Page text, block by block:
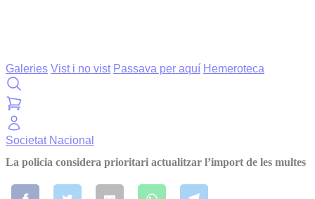
Galeries Vist i no vist Passava per aquí Hemeroteca
Societat Nacional
La policia considera prioritari actualitzar l’import de les multes